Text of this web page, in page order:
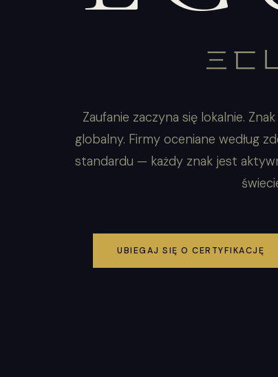
三匸
Zaufanie zaczyna się lokalnie.
globalny. Firmy oceniane według
standardu — każdy znak jest
UBIEGAJ SIĘ O CERTYFIKACJĘ